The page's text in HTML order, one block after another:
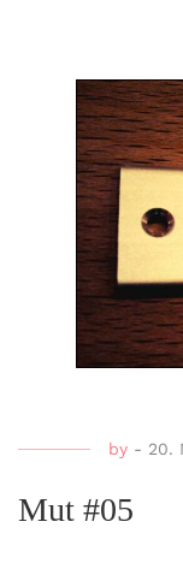
by - 20.
Mut #05